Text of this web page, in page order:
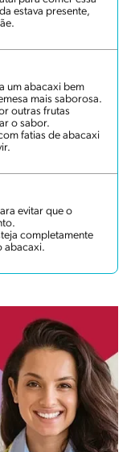
estava presente,
um abacaxi bem
mais saborosa.
outras frutas
o sabor.
fatias de abacaxi
evitar que o
completamente
abacaxi.